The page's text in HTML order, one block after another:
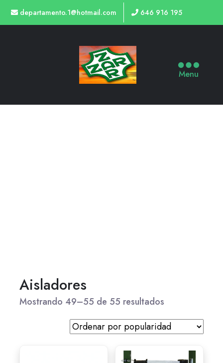
departamento.1@hotmail.com 646 916 195
Menu
Aisladores
Mostrando 49–55 de 55 resultados